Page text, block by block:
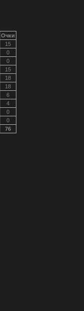
Очки
15
0
0
15
18
18
6
4
0
0
76